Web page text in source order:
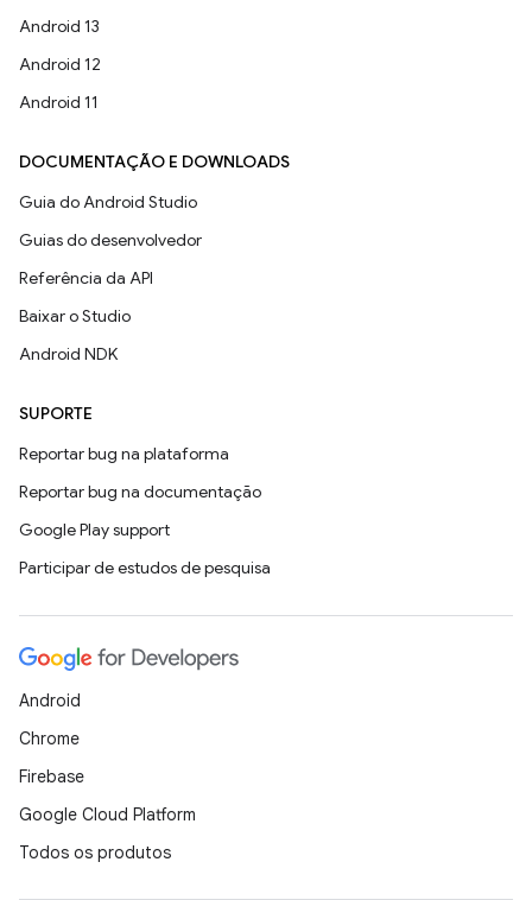
Android 13
Android 12
Android 11
DOCUMENTAÇÃO E DOWNLOADS
Guia do Android Studio
Guias do desenvolvedor
Referência da API
Baixar o Studio
Android NDK
SUPORTE
Reportar bug na plataforma
Reportar bug na documentação
Google Play support
Participar de estudos de pesquisa
Android
Chrome
Firebase
Google Cloud Platform
Todos os produtos